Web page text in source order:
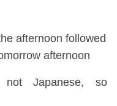
followed
afternoon
Japanese, so